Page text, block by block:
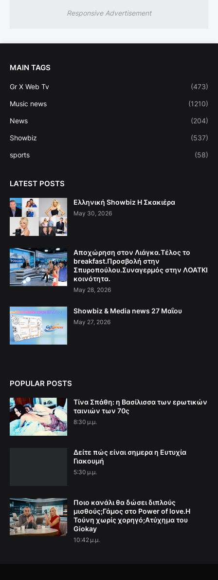
Responsive Advertisement
MAIN TAGS
Gr X Web Tv (473)
Music news (1210)
News (204)
Showbiz (537)
sports (58)
LATEST POSTS
Ελληνική Showbiz Η Σκακιέρα
May 30, 2026
Αποχώρηση στον Λιάγκα.Τέλος το
breakfast.Προσβολή στην
Σπυροπούλου.Συναγερμός στην ΛΟΑΤΚΙ
κοινότητα.
May 28, 2026
Showbiz & Media news 27 Μαΐου
May 27, 2026
POPULAR POSTS
Τίνα Σπάθη: η Βασίλισσα των ερωτικών
ταινιών των 70ς
8:30 μ.μ.
Δείτε πώς είναι σημερα η Ευτυχία
Γιακουμή
5:30 μ.μ.
Ποιο κανάλι θα δώσει διπλούς
μισθούς;Γάμος στο Power of love.Η
Τούνη χωρίς χορηγό;Aτύχημα του
Giokay
10:42 μ.μ.